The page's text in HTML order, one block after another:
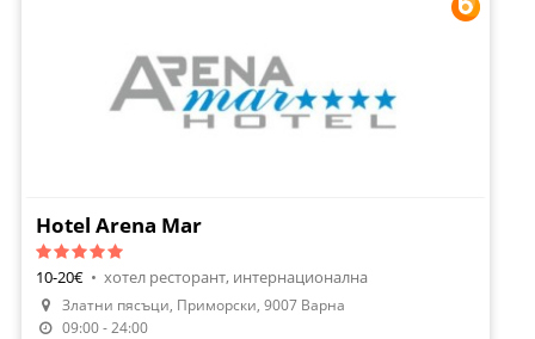
Направи Резервация
Hotel Arena Mar
10-20€ • хотел ресторант, интернационална
Златни пясъци, Приморски, 9007 Варна
09:00 - 24:00